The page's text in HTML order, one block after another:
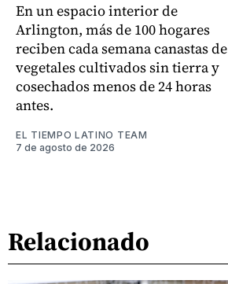
En un espacio interior de
Arlington, más de 100 hogares
reciben cada semana canastas de
vegetales cultivados sin tierra y
cosechados menos de 24 horas
antes.
EL TIEMPO LATINO TEAM
7 de agosto de 2026
Relacionado